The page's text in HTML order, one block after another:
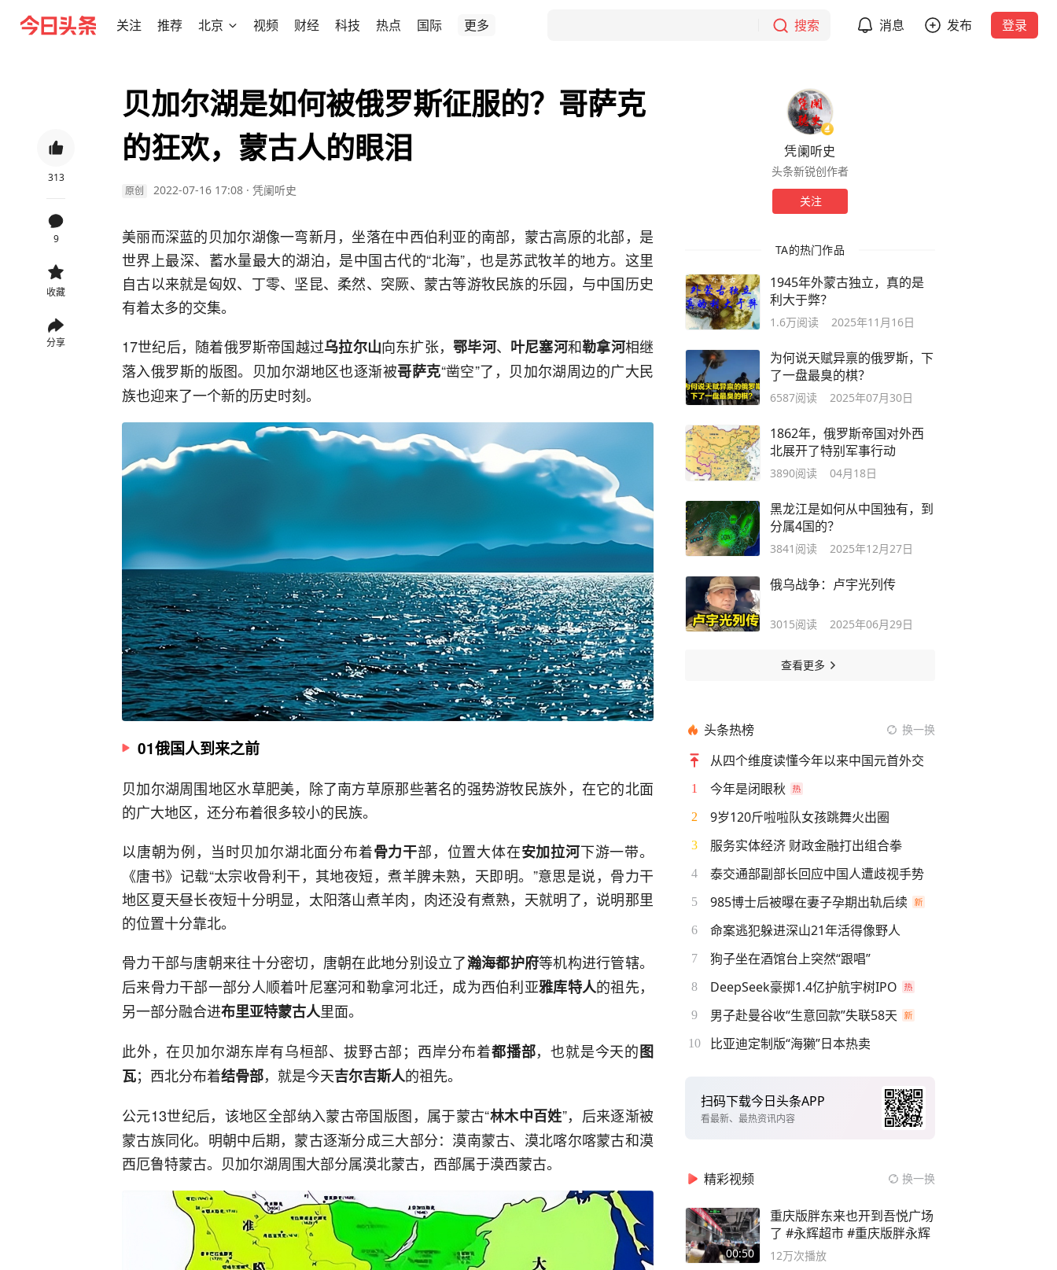
关注 推荐 北京 视频 财经 科技 热点 国际 更多 搜索 消息 发布 登录
313
9
收藏
分享
贝加尔湖是如何被俄罗斯征服的？哥萨克
的狂欢，蒙古人的眼泪
原创 2022-07-16 17:08 · 凭阑听史
美丽而深蓝的贝加尔湖像一弯新月，坐落在中西伯利亚的南部，蒙古高原的北部，是
世界上最深、蓄水量最大的湖泊，是中国古代的“北海”，也是苏武牧羊的地方。这里
自古以来就是匈奴、丁零、坚昆、柔然、突厥、蒙古等游牧民族的乐园，与中国历史
有着太多的交集。
17世纪后，随着俄罗斯帝国越过乌拉尔山向东扩张，鄂毕河、 叶尼塞河和勒拿河相继
落入俄罗斯的版图。贝加尔湖地区也逐渐被哥萨克“凿空”了，贝加尔湖周边的广大民
族也迎来了一个新的历史时刻。
01俄国人到来之前
贝加尔湖周围地区水草肥美，除了南方草原那些著名的强势游牧民族外，在它的北面
的广大地区，还分布着很多较小的民族。
以唐朝为例，当时贝加尔湖北面分布着骨力干部，位置大体在安加拉河下游一带。
《唐书》记载“太宗收骨利干，其地夜短，煮羊脾未熟，天即明。”意思是说，骨力干
地区夏天昼长夜短十分明显，太阳落山煮羊肉，肉还没有煮熟，天就明了，说明那里
的位置十分靠北。
骨力干部与唐朝来往十分密切，唐朝在此地分别设立了瀚海都护府等机构进行管辖。
后来骨力干部一部分人顺着叶尼塞河和勒拿河北迁，成为西伯利亚雅库特人的祖先，
另一部分融合进布里亚特蒙古人里面。
此外，在贝加尔湖东岸有乌桓部、拔野古部；西岸分布着都播部，也就是今天的图
瓦；西北分布着结骨部，就是今天吉尔吉斯人的祖先。
公元13世纪后，该地区全部纳入蒙古帝国版图，属于蒙古“林木中百姓”，后来逐渐被
蒙古族同化。明朝中后期，蒙古逐渐分成三大部分：漠南蒙古、漠北喀尔喀蒙古和漠
西厄鲁特蒙古。贝加尔湖周围大部分属漠北蒙古，西部属于漠西蒙古。
凭阑听史
头条新锐创作者
关注
TA的热门作品
1945年外蒙古独立，真的是
利大于弊？
1.6万阅读 2025年11月16日
为何说天赋异禀的俄罗斯，下
了一盘最臭的棋？
6587阅读 2025年07月30日
1862年，俄罗斯帝国对外西
北展开了特别军事行动
3890阅读 04月18日
黑龙江是如何从中国独有，到
分属4国的？
3841 阅读 2025年12月27日
俄乌战争：卢宇光列传
3015阅读 2025年06月29日
查看更多
头条热榜 换一换
从四个维度读懂今年以来中国元首外交
1 今年是闭眼秋
2 9岁120斤啦啦队女孩跳舞火出圈
3 服务实体经济 财政金融打出组合拳
4 泰交通部副部长回应中国人遭歧视手势
5 985博士后被曝在妻子孕期出轨后续
6 命案逃犯躲进深山21年活得像野人
7 狗子坐在酒馆台上突然“跟唱”
8 DeepSeek豪掷1.4亿护航宇树IPO
9 男子赴曼谷收“生意回款”失联58天
10 比亚迪定制版“海獭”日本热卖
扫码下载今日头条APP
看最新、最热资讯内容
精彩视频 换一换
00:50
重庆版胖东来也开到吾悦广场
了 #永辉超市 #重庆版胖永辉
12万次播放